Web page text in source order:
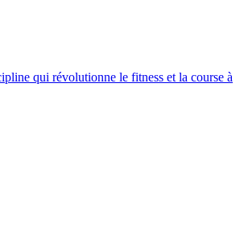
qui révolutionne le fitness et la course à